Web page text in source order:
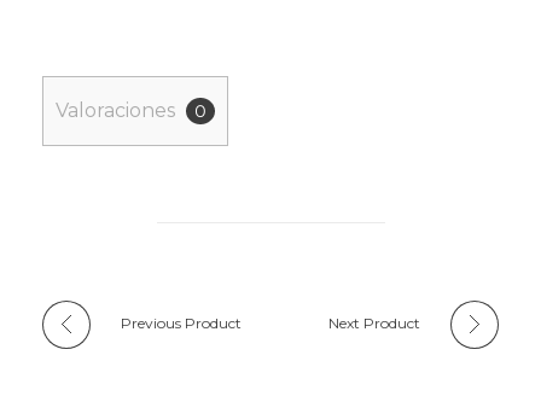
Valoraciones 0
Previous Product Next Product